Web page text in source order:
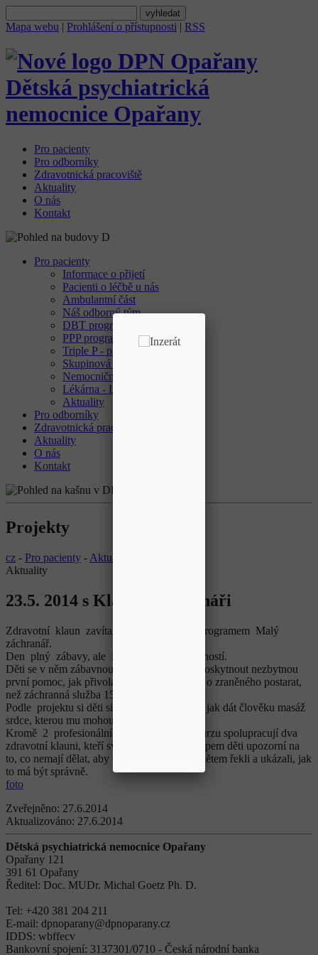
Mapa webu | Prohlášení o přístupnosti | RSS
Dětská psychiatrická
nemocnice Opařany
Pro pacienty
Pro odborníky
Zdravotnická pracoviště
Aktuality
O nás
Kontakt
Pro pacienty
Informace o přijetí
Pacienti o léčbě u nás
Ambulantní část
Náš odborný tým
DBT program
PPP program
Triple P - program
Skupinová psychoterapie
Nemocniční ombudsman
Lékárna - Laboratoř
Aktuality
Pro odborníky
Zdravotnická pracoviště
Aktuality
O nás
Kontakt
Projekty
cz - Pro pacienty - Aktuality
Aktuality
23.5. 2014 s Klauny záchranáři
Zdravotní klaun zavítal do nemocnice s programem Malý
záchranář.
Den plný zábavy, ale i praktických dovedností.
Děti se v něm zábavnou formou učily , jak poskytnout nezbytnou
první pomoc, jak přivolat záchranku a jak se o zraněného postarat,
než záchranná služba 155 přijede.
Podle projektu si děti si prakticky vyzkouší, jak dát člověku masáž
srdce, kterou mu mohou zachránit život.
Kromě 2 profesionálních zdravotníků na kurzu spolupracují dva
zdravotní klauni, kteří svým legračním přístupem děti upozorní na
to, co nemají dělat, aby pak profesionálové dětem řekli a ukázali, jak
to má být správně.
foto
Zveřejněno: 27.6.2014
Aktualizováno: 27.6.2014
Dětská psychiatrická nemocnice Opařany
Opařany 121
391 61 Opařany
Ředitel: Doc. MUDr. Michal Goetz Ph. D.
Tel: +420 381 204 211
E-mail: dpnoparany@dpnoparany.cz
IDDS: wbffecv
Bankovní spojení: 3137301/0710 - Česká národní banka